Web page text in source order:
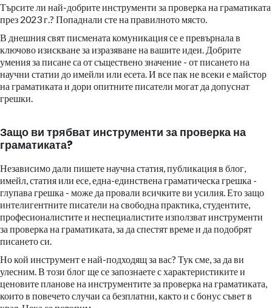
Търсите ли най-добрите инструменти за проверка на граматиката
през 2023 г.? Попаднали сте на правилното място.
В днешния свят писмената комуникация се е превърнала в
ключово изискване за изразяване на вашите идеи. Добрите
умения за писане са от съществено значение - от писането на
научни статии до имейли или есета. И все пак не всеки е майстор
на граматиката и дори опитните писатели могат да допуснат
грешки.
Защо ви трябват инструменти за проверка на
граматиката?
Независимо дали пишете научна статия, публикация в блог,
имейл, статия или есе, една-единствена граматическа грешка -
глупава грешка - може да провали всичките ви усилия. Ето защо
интелигентните писатели на свободна практика, студентите,
професионалистите и неспециалистите използват инструменти
за проверка на граматиката, за да спестят време и да подобрят
писането си.
Но кой инструмент е най-подходящ за вас? Тук сме, за да ви
улесним. В този блог ще се запознаете с характеристиките и
ценовите планове на инструментите за проверка на граматиката,
които в повечето случаи са безплатни, както и с бонус съвет в